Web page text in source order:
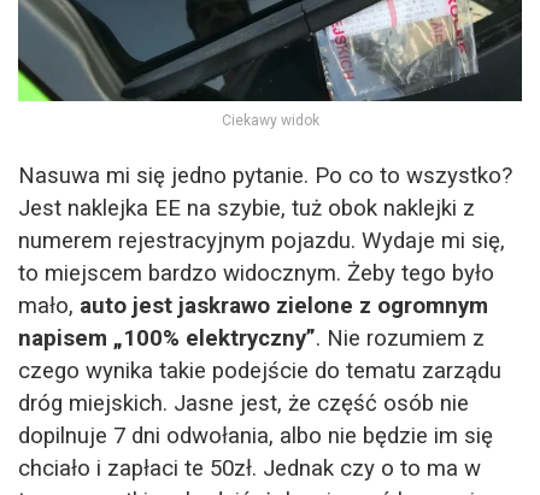
Ciekawy widok
Nasuwa mi się jedno pytanie. Po co to wszystko?
Jest naklejka EE na szybie, tuż obok naklejki z
numerem rejestracyjnym pojazdu. Wydaje mi się,
to miejscem bardzo widocznym. Żeby tego było
mało, auto jest jaskrawo zielone z ogromnym
napisem „100% elektryczny”. Nie rozumiem z
czego wynika takie podejście do tematu zarządu
dróg miejskich. Jasne jest, że część osób nie
dopilnuje 7 dni odwołania, albo nie będzie im się
chciało i zapłaci te 50zł. Jednak czy o to ma w